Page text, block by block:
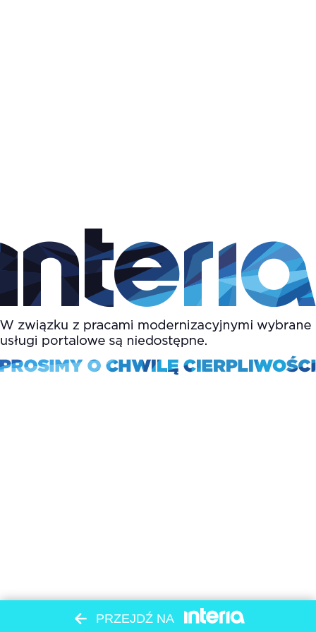
PRZEJDŹ NA